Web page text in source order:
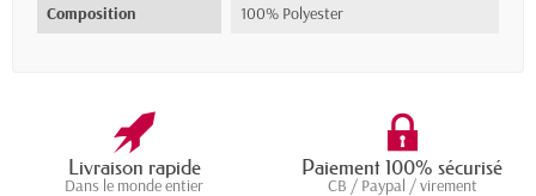
Composition 100% Polyester
Livraison rapide
Dans le monde entier
Paiement 100% sécurisé
CB / Paypal / virement